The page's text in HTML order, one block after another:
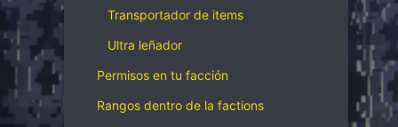
Transportador de items
Ultra leñador
Permisos en tu facción
Rangos dentro de la factions